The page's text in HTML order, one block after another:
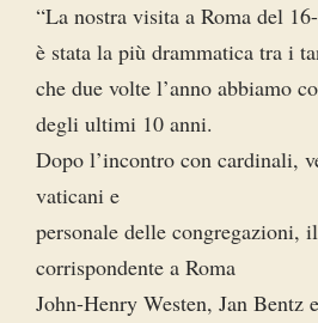
“La nostra visita a Roma del
è stata la più drammatica tra i
che due volte l’anno abbiamo
degli ultimi 10 anni.
Dopo l’incontro con cardinali,
vaticani e
personale delle congregazioni,
corrispondente a Roma
John-Henry Westen, Jan Bentz